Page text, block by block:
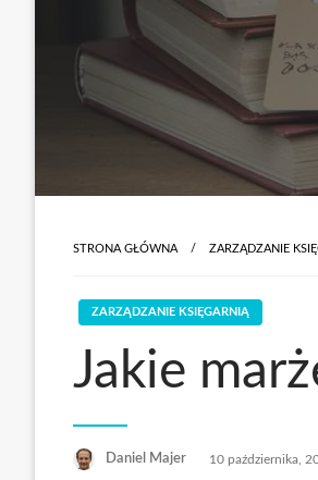
STRONA GŁÓWNA ZARZĄDZANIE
ZARZĄDZANIE KSIĘGARNIĄ
Jakie
Daniel Majer
Opublikowane
10 października,